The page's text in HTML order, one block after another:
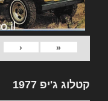
«
‹
קטלוג ג'יפ 1977